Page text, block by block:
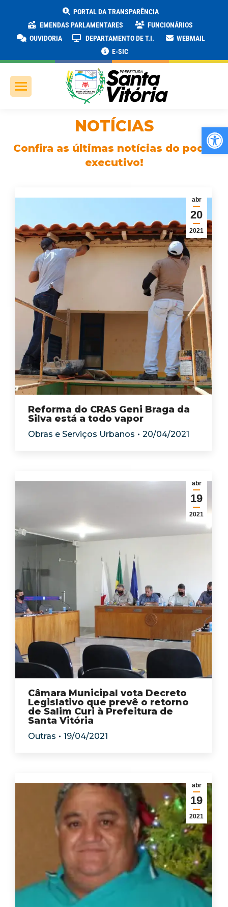
PORTAL DA TRANSPARÊNCIA
EMENDAS PARLAMENTARES
FUNCIONÁRIOS
OUVIDORIA
DEPARTAMENTO DE T.I.
WEBMAIL
E-SIC
NOTÍCIAS
Confira as últimas notícias do poder
executivo!
abr
20
2021
Reforma do CRAS Geni Braga da
Silva está a todo vapor
Obras e Serviços Urbanos 20/04/2021
abr
19
2021
Câmara Municipal vota Decreto
Legislativo que prevê o retorno
de Salim Curi à Prefeitura de
Santa Vitória
Outras 19/04/2021
abr
19
2021